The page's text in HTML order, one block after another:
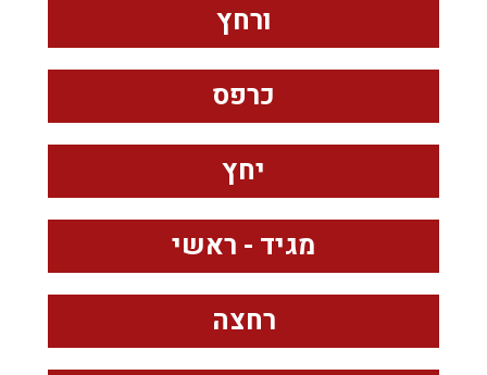
ורחץ
כרפס
יחץ
מגיד - ראשי
רחצה